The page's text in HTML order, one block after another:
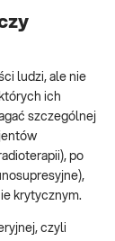
ludzi, ale nie
ich
szczególnej
po
krytycznym.
czyli